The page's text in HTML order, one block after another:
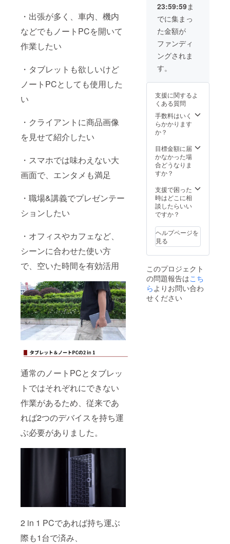
・出張が多く、車内、機内
などでもノートPCを開いて
作業したい
・タブレットも欲しいけど
ノートPCとしても使用した
い
・クライアントに商品画像
を見せて紹介したい
・スマホでは味わえない大
画面で、エンタメも満足
・職場&講義でプレゼンテー
ションしたい
・オフィスやカフェなど、
シーンに合わせた使い方
で、空いた時間を有効活用
通常のノートPCとタブレッ
トではそれぞれにできない
作業があるため、従来であ
れば2つのデバイスを持ち運
ぶ必要がありました。
2 in 1 PCであれば持ち運ぶ
際も1台で済み、
23:59:59ま
でに集まっ
た金額が
ファンディ
ングされま
す。
支援に関するよ
くある質問
手数料はいく
らかかります
か？
目標金額に届
かなかった場
合どうなりま
すか？
支援で困った
時はどこに相
談したらいい
ですか？
ヘルプページを
見る
このプロジェクト
の問題報告はこち
らよりお問い合わ
せください